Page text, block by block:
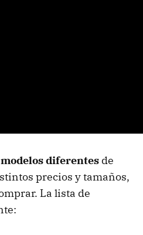
diferentes de
precios y tamaños,
La lista de